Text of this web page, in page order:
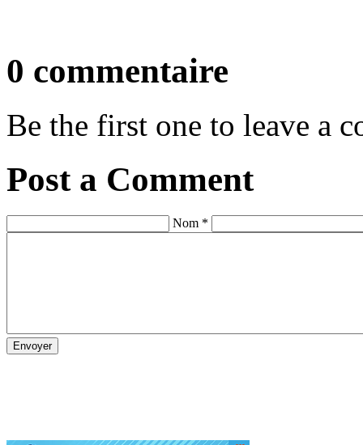
0 commentaire
Be the first one to leave a
Post a Comment
Nom *